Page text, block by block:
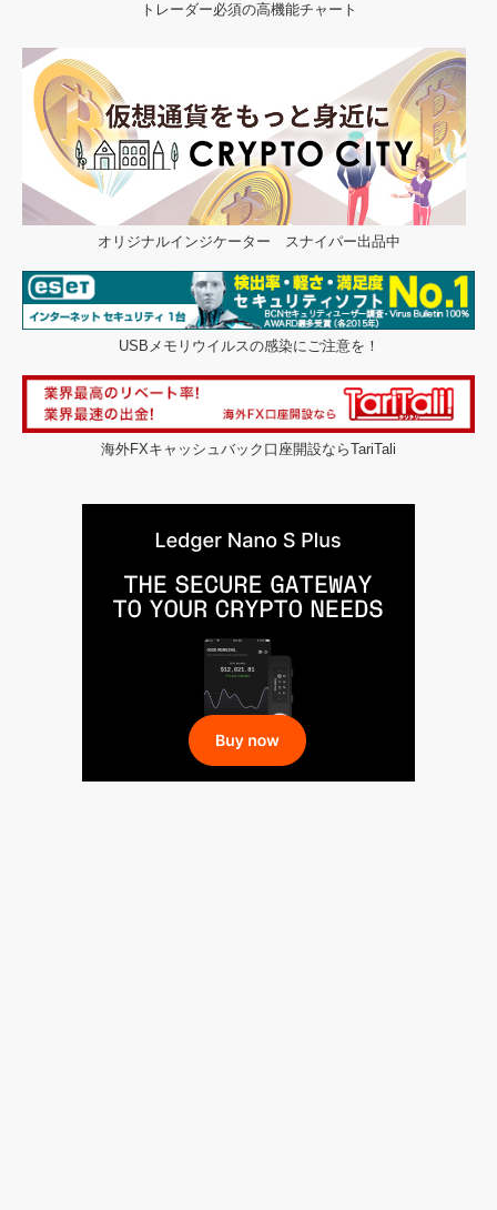
トレーダー必須の高機能チャート
オリジナルインジケーター スナイパー出品中
USBメモリウイルスの感染にご注意を！
海外FXキャッシュバック口座開設ならTariTali